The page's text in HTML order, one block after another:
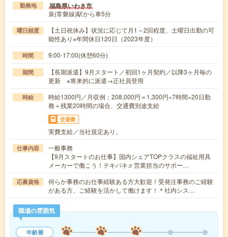
勤務地 福島県いわき市
泉(常磐線)駅から車5分
曜日頻度
【土日祝休み】状況に応じて月1～2回程度、土曜日出勤の可
能性あり※年間休日120日（2023年度）
時間 9:00-17:00(休憩60分)
期間
【長期派遣】9月スタート／初回1ヶ月契約／以降3ヶ月毎の
更新 ※将来的に派遣→正社員登用
時給
時給1300円／月収例：208,000円＝1,300円×7時間×20日勤
務＋残業20時間の場合、交通費別途支給
交通費
実費支給／当社規定あり。
仕事内容
一般事務
【9月スタートのお仕事】国内シェアTOPクラスの福祉用具
メーカーで働こう！テキパキ♬営業担当のサポー…
応募資格
何らか事務のお仕事経験ある方大歓迎！受発注事務のご経験
がある方、ご経験を活かして働けます！＊社内シス…
職場の雰囲気
年齢層